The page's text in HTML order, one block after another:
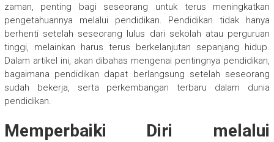
zaman, penting bagi seseorang untuk terus meningkatkan
pengetahuannya melalui pendidikan. Pendidikan tidak hanya
berhenti setelah seseorang lulus dari sekolah atau perguruan
tinggi, melainkan harus terus berkelanjutan sepanjang hidup.
Dalam artikel ini, akan dibahas mengenai pentingnya pendidikan,
bagaimana pendidikan dapat berlangsung setelah seseorang
sudah bekerja, serta perkembangan terbaru dalam dunia
pendidikan.
Memperbaiki Diri melalui